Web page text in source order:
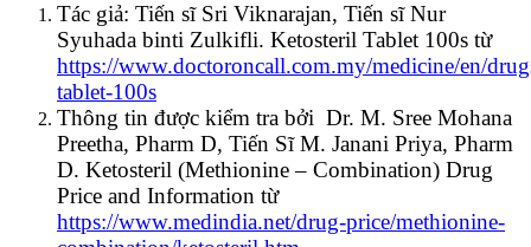
Tác giả: Tiến sĩ Sri Viknarajan, Tiến sĩ Nur
Syuhada binti Zulkifli. Ketosteril Tablet 100s từ
https://www.doctoroncall.com.my/medicine/en/
tablet-100s
Thông tin được kiểm tra bởi Dr. M. Sree Mohana
Preetha, Pharm D, Tiến Sĩ M. Janani Priya, Pharm
D. Ketosteril (Methionine – Combination) Drug
Price and Information từ
https://www.medindia.net/drug-price/methionine-